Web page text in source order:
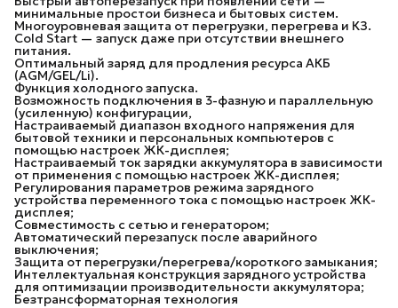
минимальные простои бизнеса и бытовых систем.
Многоуровневая защита от перегрузки, перегрева и КЗ.
Cold Start — запуск даже при отсутствии внешнего
питания.
Оптимальный заряд для продления ресурса АКБ
(AGM/GEL/Li).
Функция холодного запуска.
Возможность подключения в 3-фазную и параллельную
(усиленную) конфигурации,
Настраиваемый диапазон входного напряжения для
бытовой техники и персональных компьютеров с
помощью настроек ЖК-дисплея;
Настраиваемый ток зарядки аккумулятора в зависимости
от применения с помощью настроек ЖК-дисплея;
Регулирования параметров режима зарядного
устройства переменного тока с помощью настроек ЖК-
дисплея;
Совместимость с сетью и генератором;
Автоматический перезапуск после аварийного
выключения;
Защита от перегрузки/перегрева/короткого замыкания;
Интеллектуальная конструкция зарядного устройства
для оптимизации производительности аккумулятора;
Безтрансформаторная технология